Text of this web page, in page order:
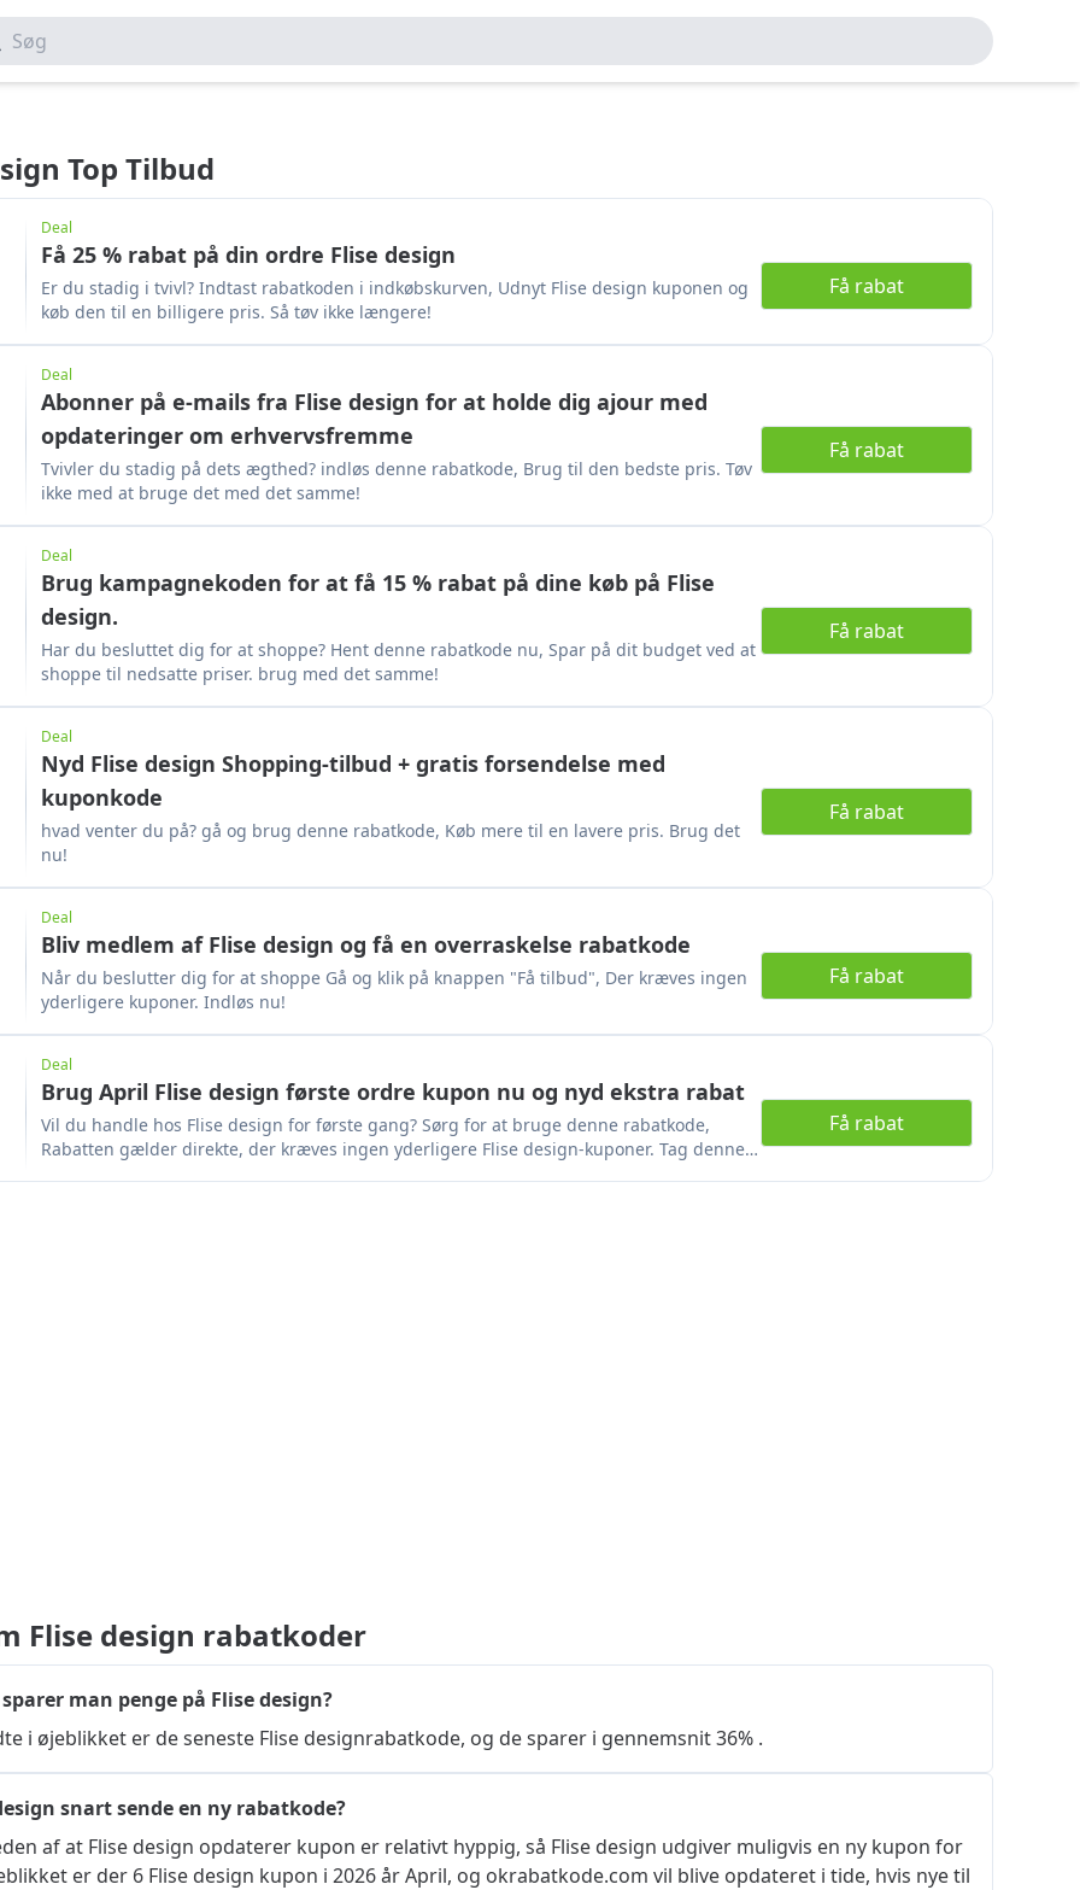
Søg
Top Tilbud
Deal
Få 25 % rabat på din ordre Flise design
Er du stadig i tvivl? Indtast rabatkoden i indkøbskurven, Udnyt Flise design kuponen og
køb den til en billigere pris. Så tøv ikke længere!
Få rabat
Deal
Abonner på e-mails fra Flise design for at holde dig ajour med
opdateringer om erhvervsfremme
Tvivler du stadig på dets ægthed? indløs denne rabatkode, Brug til den bedste pris. Tøv
ikke med at bruge det med det samme!
Få rabat
Deal
Brug kampagnekoden for at få 15 % rabat på dine køb på Flise
design.
Har du besluttet dig for at shoppe? Hent denne rabatkode nu, Spar på dit budget ved at
shoppe til nedsatte priser. brug med det samme!
Få rabat
Deal
Nyd Flise design Shopping-tilbud + gratis forsendelse med
kuponkode
hvad venter du på? gå og brug denne rabatkode, Køb mere til en lavere pris. Brug det
nu!
Få rabat
Deal
Bliv medlem af Flise design og få en overraskelse rabatkode
Når du beslutter dig for at shoppe Gå og klik på knappen "Få tilbud", Der kræves ingen
yderligere kuponer. Indløs nu!
Få rabat
Deal
Brug April Flise design første ordre kupon nu og nyd ekstra rabat
Vil du handle hos Flise design for første gang? Sørg for at bruge denne rabatkode,
Rabatten gælder direkte, der kræves ingen yderligere Flise design-kuponer. Tag denne
Få rabat
Flise design rabatkoder
man penge på Flise design?
i øjeblikket er de seneste Flise designrabatkode, og de sparer i gennemsnit 36% .
snart sende en ny rabatkode?
af ​​at Flise design opdaterer kupon er relativt hyppig, så Flise design udgiver muligvis en ny kupon for
er der 6 Flise design kupon i 2026 år April, og okrabatkode.com vil blive opdateret i tide, hvis nye til